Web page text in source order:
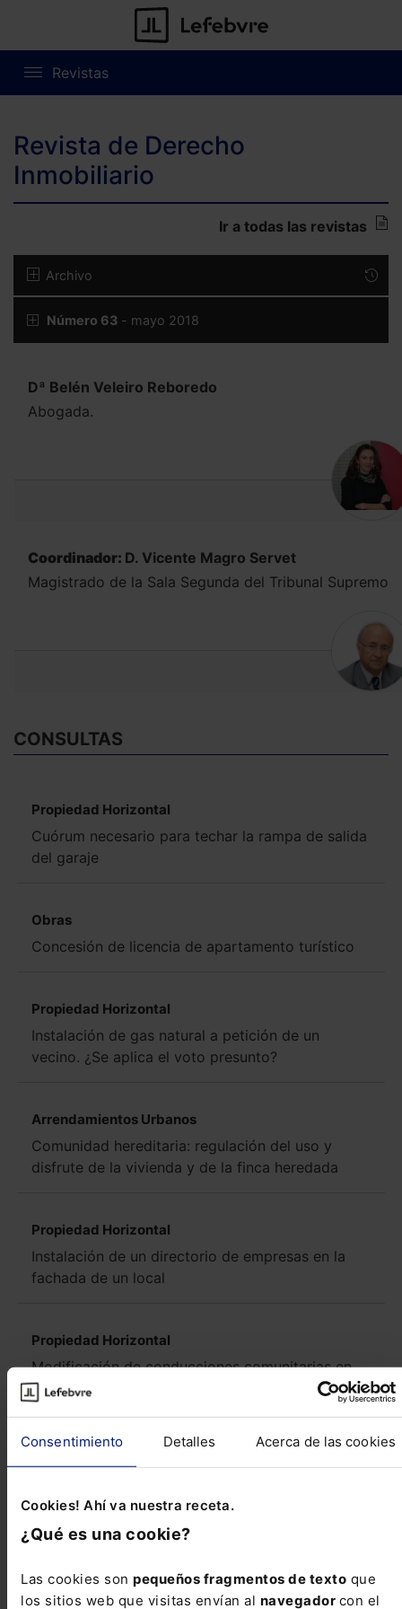
Consentimiento Detalles Acerca de las cookies
Cookies! Ahí va nuestra receta.
¿Qué es una cookie?
Las cookies son pequeños fragmentos de texto que
los sitios web que visitas envían al navegador con el
Revistas
Revista de Derecho
Inmobiliario
Ir a todas las revistas
Archivo
Número 63 - mayo 2018
Dª Belén Veleiro Reboredo
Abogada.
Coordinador: D. Vicente Magro Servet
Magistrado de la Sala Segunda del Tribunal Supremo
CONSULTAS
Propiedad Horizontal
Cuórum necesario para techar la rampa de salida
del garaje
Obras
Concesión de licencia de apartamento turístico
Propiedad Horizontal
Instalación de gas natural a petición de un
vecino. ¿Se aplica el voto presunto?
Arrendamientos Urbanos
Comunidad hereditaria: regulación del uso y
disfrute de la vivienda y de la finca heredada
Propiedad Horizontal
Instalación de un directorio de empresas en la
fachada de un local
Propiedad Horizontal
Modificación de conducciones comunitarias en
local arrendado
Ver más Consultas
AUTONÓMICA Navarra Ley Foral 2/2018, de
2018/38911- Transcendencia y finalidad La